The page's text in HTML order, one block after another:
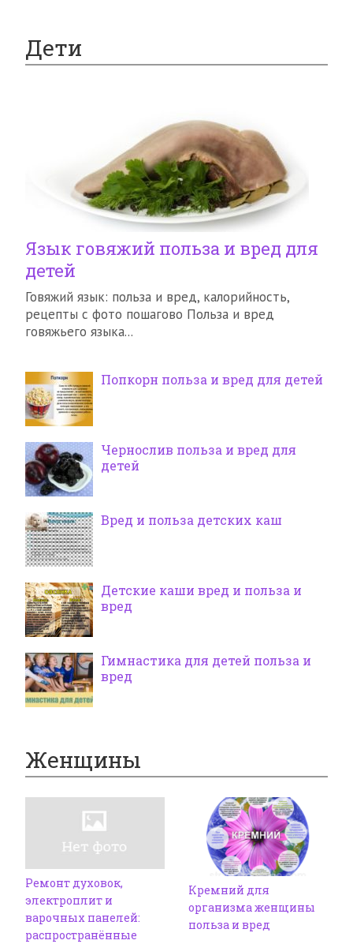
Дети
Язык говяжий польза и вред для
детей
Говяжий язык: польза и вред, калорийность,
рецепты с фото пошагово Польза и вред
говяжьего языка...
Попкорн польза и вред для детей
Чернослив польза и вред для
детей
Вред и польза детских каш
Детские каши вред и польза и
вред
Гимнастика для детей польза и
вред
Женщины
Ремонт духовок,
электроплит и
варочных панелей:
распространённые
Кремний для
организма женщины
польза и вред